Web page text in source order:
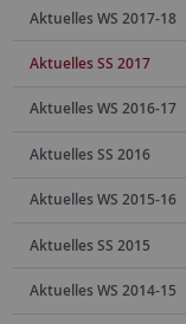
Aktuelles WS 2017-18
Aktuelles SS 2017
Aktuelles WS 2016-17
Aktuelles SS 2016
Aktuelles WS 2015-16
Aktuelles SS 2015
Aktuelles WS 2014-15